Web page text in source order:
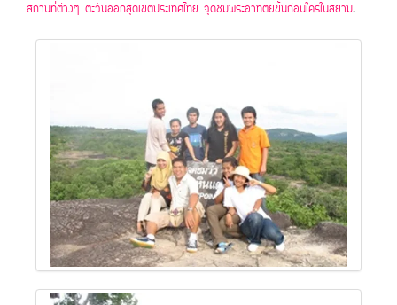
สถานที่ต่างๆ ตะวันออกสุดเขตประเทศไทย จุดชมพระอาทิตย์ขึ้นก่อนใครในสยาม.